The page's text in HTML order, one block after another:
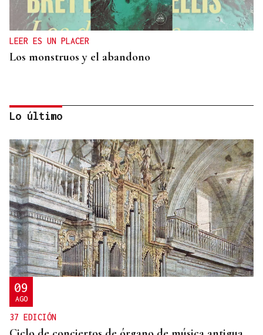
LEER ES UN PLACER
Los monstruos y el abandono
OBITUARIO
Muere a los 50 años el DJ francés Kavinsky, autor
del icónico tema "Nightcall"
Lo último
09
AGO
37 EDICIÓN